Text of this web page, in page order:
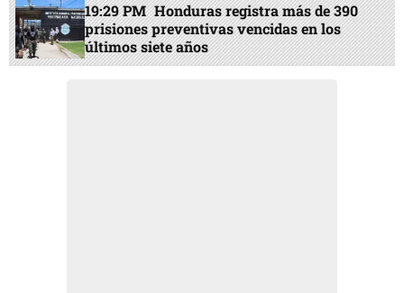
19:29 PM Honduras registra más de 390
prisiones preventivas vencidas en los
últimos siete años